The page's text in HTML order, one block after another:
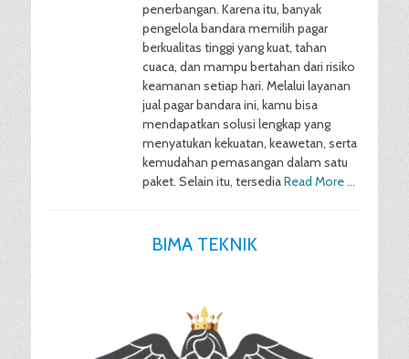
penerbangan. Karena itu, banyak
pengelola bandara memilih pagar
berkualitas tinggi yang kuat, tahan
cuaca, dan mampu bertahan dari risiko
keamanan setiap hari. Melalui layanan
jual pagar bandara ini, kamu bisa
mendapatkan solusi lengkap yang
menyatukan kekuatan, keawetan, serta
kemudahan pemasangan dalam satu
paket. Selain itu, tersediaRead More …
BIMA TEKNIK